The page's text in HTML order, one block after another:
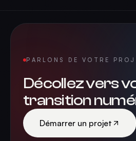
PARLONS DE VOTRE
Décollez vers
transition
Démarrer un projet